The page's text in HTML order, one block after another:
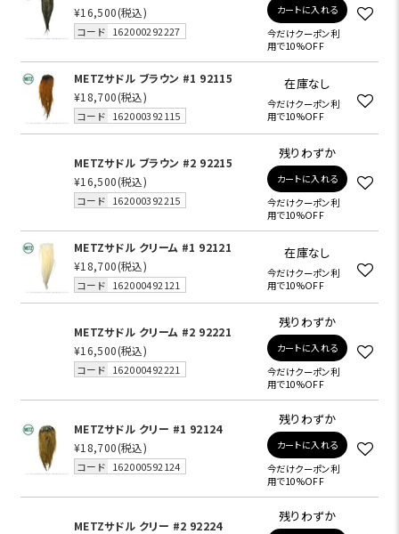
¥16,500(税込)
コード 162000292227
カートに入れる
今だけクーポン利
用で10%OFF
METZサドル ブラウン #1 92115
¥18,700(税込)
コード 162000392115
在庫なし
今だけクーポン利
用で10%OFF
METZサドル ブラウン #2 92215
¥16,500(税込)
コード 162000392215
残りわずか
カートに入れる
今だけクーポン利
用で10%OFF
METZサドル クリーム #1 92121
¥18,700(税込)
コード 162000492121
在庫なし
今だけクーポン利
用で10%OFF
METZサドル クリーム #2 92221
¥16,500(税込)
コード 162000492221
残りわずか
カートに入れる
今だけクーポン利
用で10%OFF
METZサドル クリー #1 92124
¥18,700(税込)
コード 162000592124
残りわずか
カートに入れる
今だけクーポン利
用で10%OFF
METZサドル クリー #2 92224
残りわずか